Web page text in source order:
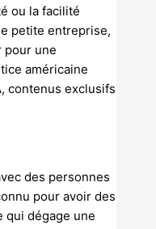
ou la facilité
petite entreprise,
pour une
américaine
contenus exclusifs
des personnes
pour avoir des
dégage une